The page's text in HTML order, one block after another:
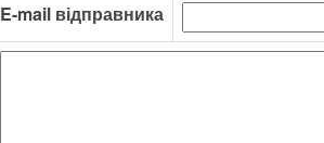
E-mail відправника